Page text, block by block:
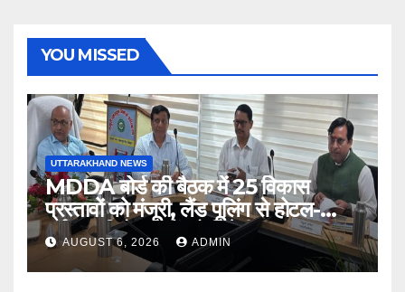
YOU MISSED
UTTARAKHAND NEWS
MDDA बोर्ड की बैठक में 25 विकास
प्रस्तावों को मंजूरी, लैंड पूलिंग से होटल-
पर्यटन परियोजनाओं को मिलेगी रफ्तार
AUGUST 6, 2026 ADMIN